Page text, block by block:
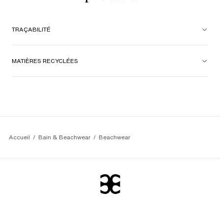
TRAÇABILITÉ
MATIÈRES RECYCLÉES
Accueil Bain & Beachwear Beachwear